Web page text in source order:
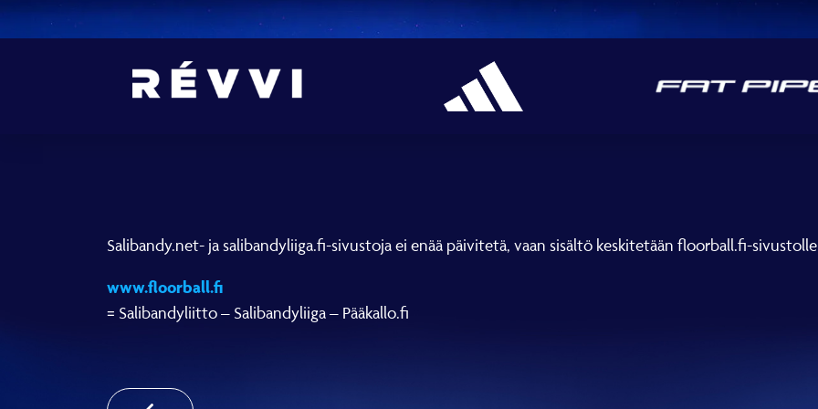
Salibandy.net- ja salibandyliiga.fi-sivustoja ei enää päivitetä, vaan sisältö keskitetään floorball.fi-
www.floorball.fi
= Salibandyliitto – Salibandyliiga – Pääkallo.fi